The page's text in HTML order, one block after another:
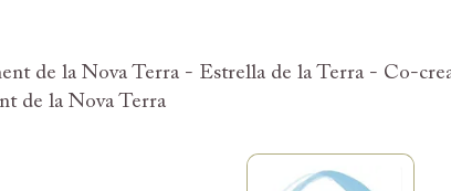
de la Nova Terra - Estrella de la Terra - Co-
de la Nova Terra